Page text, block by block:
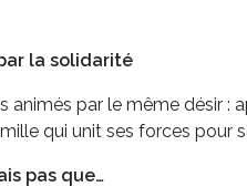
la solidarité
animés par le même désir :
qui unit ses forces pour
pas que…